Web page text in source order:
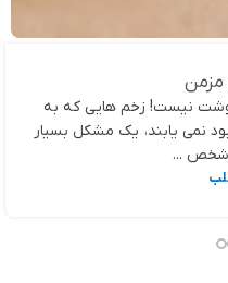
مزمن
نیست! زخم هایی که به
نمی یابند، یک مشکل بسیار
شخص ...